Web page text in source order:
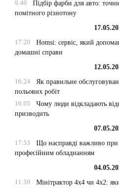
9:40
Підбір фарби для авто:
помітного різнотону
17:20
Homsi: сервіс, який
домашні справи
16:24
Як правильне
польових робіт
16:05
Чому люди відкладають
призводить
17:53
Що насправді важливо при
професійним обладнанням
11:59
Мінітрактор 4х4 чи 4х2: